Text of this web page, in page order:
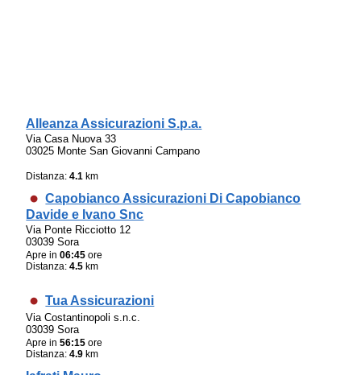
Alleanza Assicurazioni S.p.a.
Via Casa Nuova 33
03025 Monte San Giovanni Campano
Distanza:4.1 km
Capobianco Assicurazioni Di Capobianco
Davide e Ivano Snc
Via Ponte Ricciotto 12
03039 Sora
Apre in06:45 ore
Distanza:4.5 km
Tua Assicurazioni
Via Costantinopoli s.n.c.
03039 Sora
Apre in56:15 ore
Distanza:4.9 km